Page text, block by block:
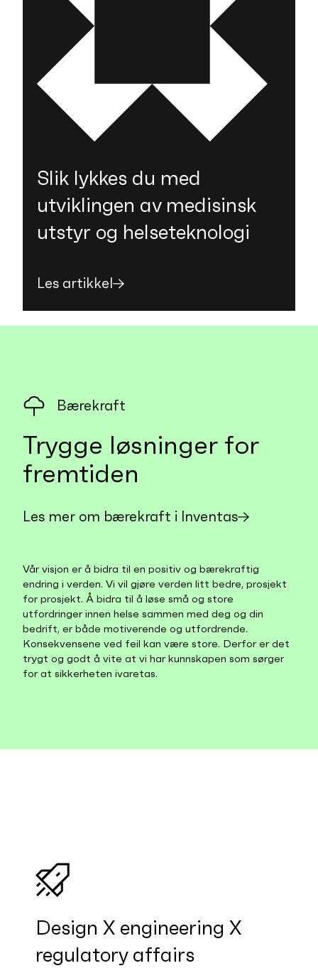
Slik lykkes du med
utviklingen av medisinsk
utstyr og helseteknologi
Les artikkel
Bærekraft
Trygge løsninger for
fremtiden
Les mer om bærekraft i Inventas
Vår visjon er å bidra til en positiv og bærekraftig
endring i verden. Vi vil gjøre verden litt bedre, prosjekt
for prosjekt. Å bidra til å løse små og store
utfordringer innen helse sammen med deg og din
bedrift, er både motiverende og utfordrende.
Konsekvensene ved feil kan være store. Derfor er det
trygt og godt å vite at vi har kunnskapen som sørger
for at sikkerheten ivaretas.
Design X engineering X
regulatory affairs